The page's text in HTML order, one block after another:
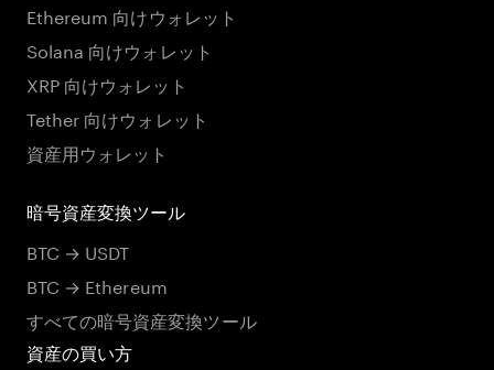
Ethereum 向けウォレット
Solana 向けウォレット
XRP 向けウォレット
Tether 向けウォレット
資産用ウォレット
暗号資産変換ツール
BTC → USDT
BTC → Ethereum
すべての暗号資産変換ツール
資産の買い方